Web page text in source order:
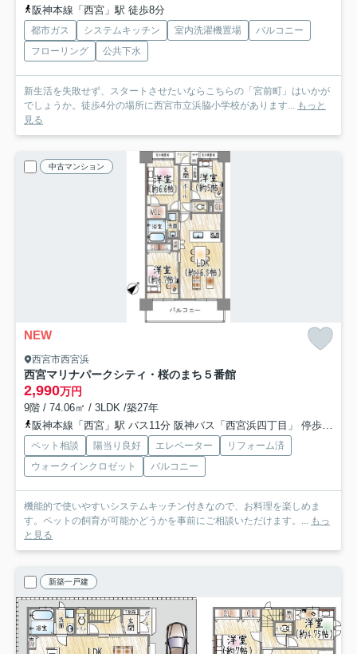
阪神本線「西宮」駅 徒歩8分
都市ガス システムキッチン 室内洗濯機置場
バルコニー
フローリング
公共下水
新生活を失敗せず、スタートさせたいならこちらの「宮前町」はいかが
でしょうか。徒歩4分の場所に西宮市立浜脇小学校があります... もっと
見る
中古マンション
NEW
西宮市西宮浜
西宮マリナパークシティ・桜のまち５番館
2,990万円
9階 / 74.06㎡ / 3LDK /築27年
阪神本線「西宮」駅 バス11分 阪神バス「西宮浜四丁目」 停歩2分
ペット相談 陽当り良好 エレベーター
リフォーム済
ウォークインクロゼット
バルコニー
機能的で使いやすいシステムキッチン付きなので、お料理を楽しめま
す。ペットの飼育が可能かどうかを事前にご相談いただけます。... もっ
と見る
新築一戸建